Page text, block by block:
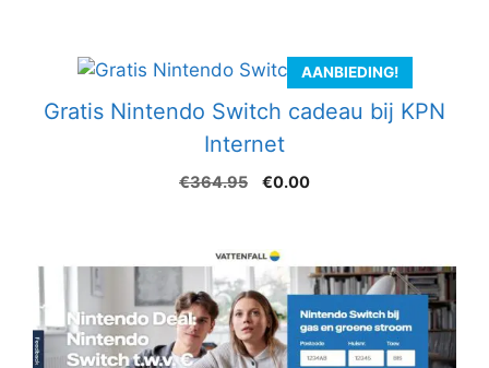
AANBIEDING!
Gratis Nintendo Switch cadeau bij KPN
Internet
€364.95
Oorspronkelijke
€364.95.
€0.00Huidige